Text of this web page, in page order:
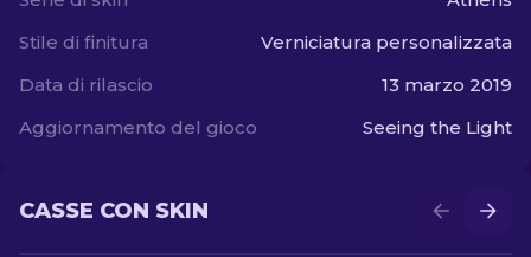
Stile di finitura
Verniciatura personalizzata
Data di rilascio
13 marzo 2019
Aggiornamento del gioco
Seeing the Light
CASSE CON SKIN